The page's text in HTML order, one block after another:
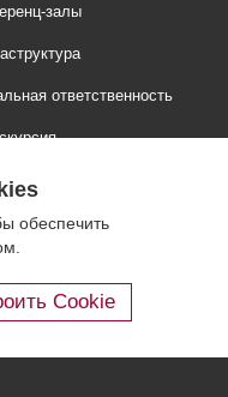
залы
ответственность
информация
обеспечить
Cookie